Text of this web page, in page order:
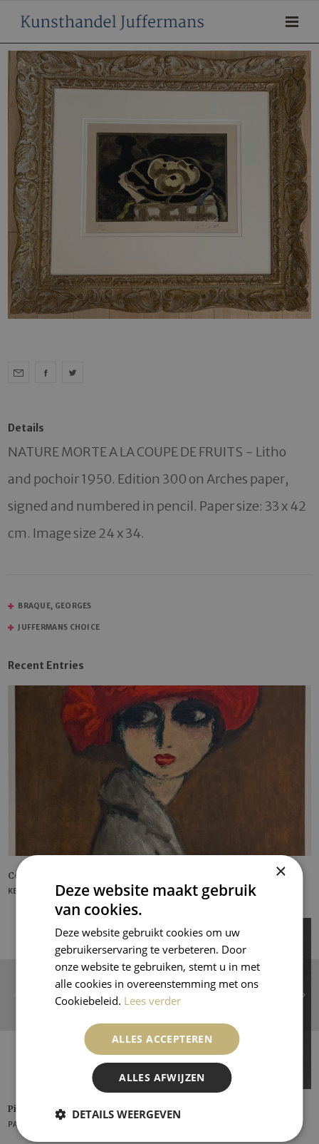
Details
NATURE MORTE A LA COUPE DE FRUITS - Litho
and pochoir 1950. Edition 300 on Arches paper,
signed and numbered in pencil. Paper size: 33 x 42
cm. Image size 24 x 34.
BRAQUE, GEORGES
JUFFERMANS CHOICE
Recent Entries
Corn Poppy
KEES VAN DONGEN
Pierrot et and Harlequin from Dix Pochoirs
PABLO PICASSO
×
Deze website maakt gebruik
van cookies.
Deze website gebruikt cookies om uw
gebruikerservaring te verbeteren. Door
onze website te gebruiken, stemt u in met
alle cookies in overeenstemming met ons
Cookiebeleid. Lees verder
ALLES ACCEPTEREN
ALLES AFWIJZEN
DETAILS WEERGEVEN